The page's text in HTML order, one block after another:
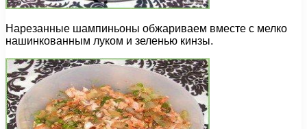
Нарезанные шампиньоны обжариваем вместе с мелко
нашинкованным луком и зеленью кинзы.